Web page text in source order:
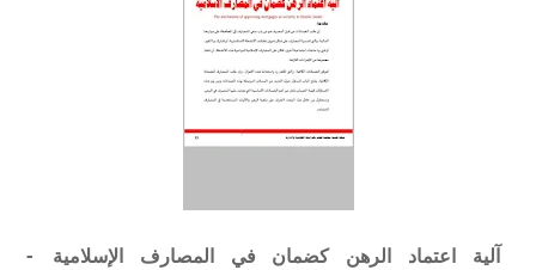
آلية اعتماد الرهن كضمان في المصارف الإسلامية -